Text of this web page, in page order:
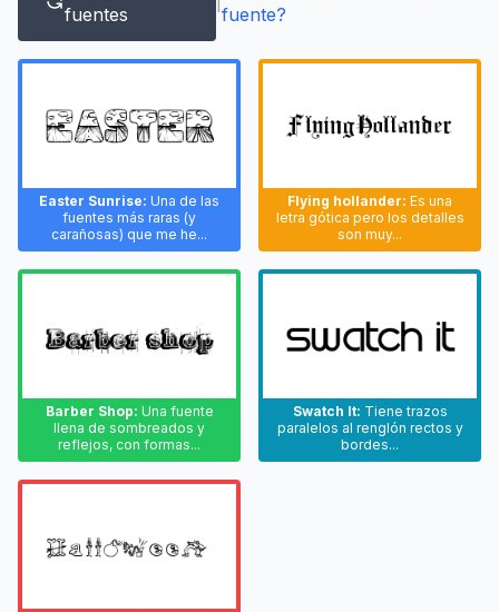
fuentes
fuente?
Easter Sunrise: Una de las
fuentes más raras (y
carañosas) que me he...
Flying hollander: Es una
letra gótica pero los detalles
son muy...
Barber Shop: Una fuente
llena de sombreados y
reflejos, con formas...
Swatch It: Tiene trazos
paralelos al renglón rectos y
bordes...